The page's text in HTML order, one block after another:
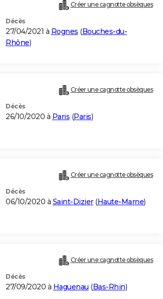
Créer une cagnotte obsèques
Décès
27/04/2021 à Rognes (Bouches-du-
Rhône)
Créer une cagnotte obsèques
Décès
26/10/2020 à Paris (Paris)
Créer une cagnotte obsèques
Décès
06/10/2020 à Saint-Dizier(Haute-Marne)
Créer une cagnotte obsèques
Décès
27/09/2020 à Haguenau (Bas-Rhin)